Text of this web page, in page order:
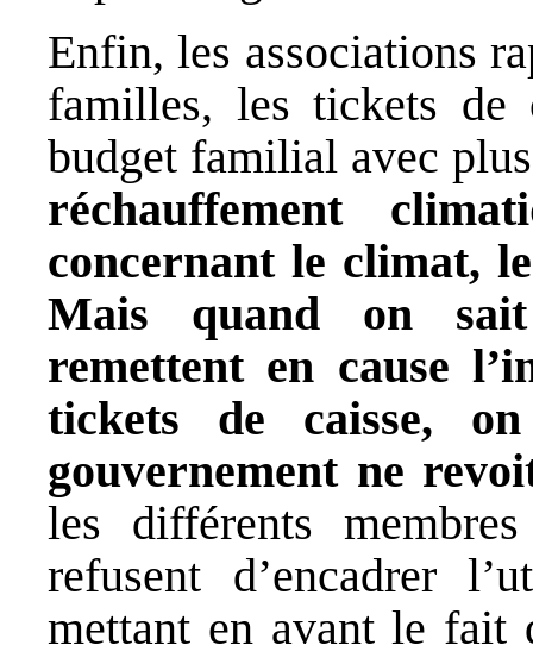
Enfin, les associations
familles, les tickets de
budget familial avec
réchauffement
concernant le climat,
Mais quand on sait
remettent en cause
tickets de caisse,
gouvernement ne
les différents
refusent d’encadrer
mettant en avant le fait